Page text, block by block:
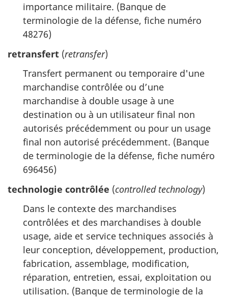
importance militaire. (Banque de
terminologie de la défense, fiche numéro
48276)
retransfert (retransfer)
Transfert permanent ou temporaire d'une
marchandise contrôlée ou d’une
marchandise à double usage à une
destination ou à un utilisateur final non
autorisés précédemment ou pour un usage
final non autorisé précédemment. (Banque
de terminologie de la défense, fiche numéro
696456)
technologie contrôlée (controlled technology)
Dans le contexte des marchandises
contrôlées et des marchandises à double
usage, aide et service techniques associés à
leur conception, développement, production,
fabrication, assemblage, modification,
réparation, entretien, essai, exploitation ou
utilisation. (Banque de terminologie de la